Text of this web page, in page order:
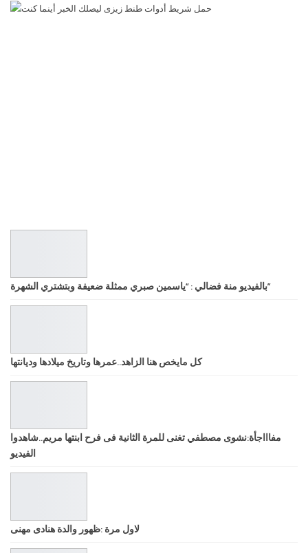
بالفيديو منة فضالي : “ياسمين صبري ممثلة ضعيفة وبتشتري الشهرة”
كل مايخص هنا الزاهد..عمرها وتاريخ ميلادها وديانتها
مفاااجأة:نشوى مصطفي تغنى للمرة الثانية فى فرح ابنتها مريم..شاهدوا
الفيديو
لاول مرة :ظهور والدة هنادى مهنى